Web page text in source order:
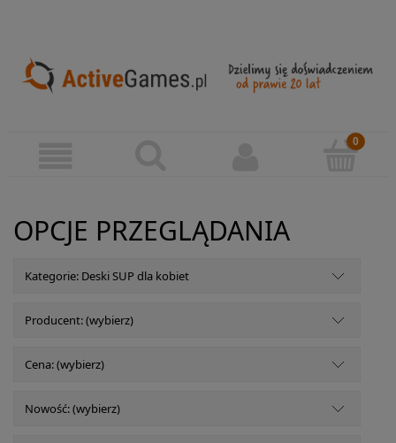
OPCJE PRZEGLĄDANIA
Kategorie: Deski SUP dla kobiet
Producent: (wybierz)
Cena: (wybierz)
Nowość: (wybierz)